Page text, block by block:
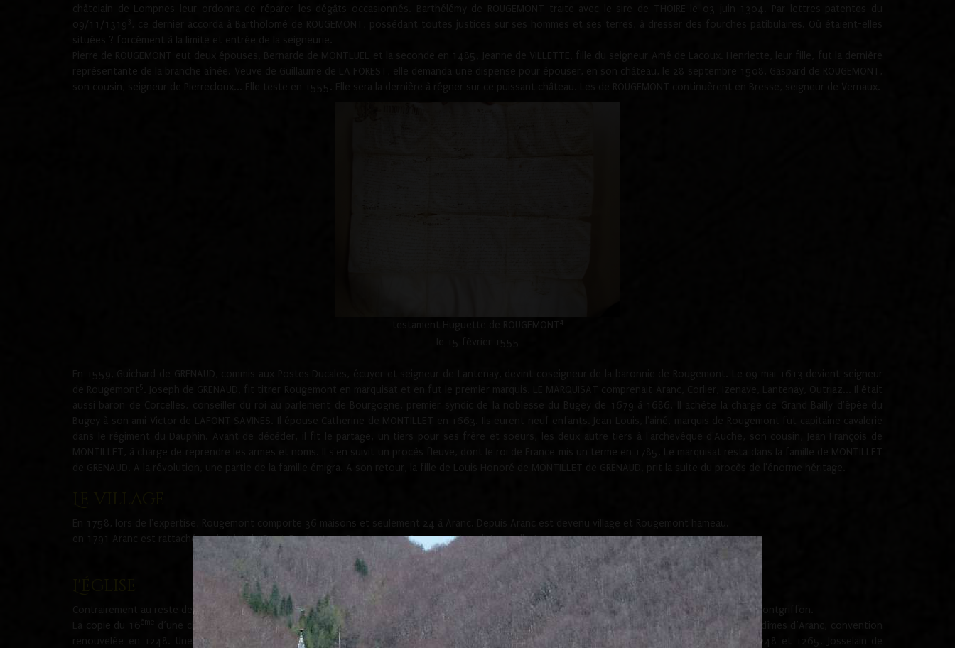
châtelain de Lompnes leur ordonna de réparer les dégâts occasionnés. Barthélémy de ROUGEMONT traite avec le sire de THOIRE le 03 juin 1304. Par lettres patentes du
09/11/1319
, ce dernier accorda à Bartholomé de ROUGEMONT, possédant toutes justices sur ses hommes et ses terres, à dresser des fourches patibulaires. Où étaient-elles
situées ? forcément à la limite et entrée de la seigneurie.
Pierre de ROUGEMONT eut deux épouses, Bernarde de MONTLUEL et la seconde en 1485, Jeanne de VILLETTE, fille du seigneur Amé de Lacoux. Henriette, leur fille, fut la dernière
représentante de la branche aînée. Veuve de Guillaume de LA FOREST, elle demanda une dispense pour épouser, en son château, le 28 septembre 1508, Gaspard de ROUGEMONT,
son cousin, seigneur de Pierrecloux... Elle teste en 1555. Elle sera la dernière à régner sur ce puissant château. Les de ROUGEMONT continuèrent en Bresse, seigneur de Vernaux.
testament Huguette de ROUGEMONT
En 1559, Guichard de GRENAUD, commis aux Postes Ducales, écuyer et seigneur de Lantenay, devint coseigneur de la baronnie de Rougemont. Le 09 mai 1613 devient seigneur
. Joseph de GRENAUD, fit titrer Rougemont en marquisat et en fut le premier marquis. LE MARQUISAT comprenait Aranc, Corlier, Izenave, Lantenay, Outriaz... Il était
aussi baron de Corcelles, conseiller du roi au parlement de Bourgogne, premier syndic de la noblesse du Bugey de 1679 à 1686. Il achète la charge de Grand Bailly d'épée du
Bugey à son ami Victor de LAFONT SAVINES. Il épouse Catherine de MONTILLET en 1663. Ils eurent neuf enfants. Jean Louis, l'ainé, marquis de Rougemont fut capitaine cavalerie
dans le régiment du Dauphin. Avant de décéder, il fit le partage, un tiers pour ses frère et soeurs, les deux autre tiers à l'archevêque d'Auche, son cousin, Jean François de
MONTILLET, à charge de reprendre les armes et noms. Il s'en suivit un procès fleuve, dont le roi de France mis un terme en 1785. Le marquisat resta dans la famille de MONTILLET
de GRENAUD. A la révolution, une partie de la famille émigra. A son retour, la fille de Louis Honoré de MONTILLET de GRENAUD, prit la suite du procès de l'énorme héritage.
En 1758, lors de l'expertise, Rougemont comporte 36 maisons et seulement 24 à Aranc. Depuis Aranc est devenu village et Rougemont hameau.
en 1791 Aranc est rattaché au district de Saint-Rambert-en-Bugey et en 1802 au canton d'Hauteville-Lompnes.
Contrairement au reste des villages du plateau d'Hauteville-Lompnes, Aranc dépendait du diocèse de Lyon. Le curier du lieu gère les vicaire de Corlier, Montgriffon.
La copie du 16
d’une charte d’avril 1247, prouve que Josserand de ROUGEMONT engagea au chapitre de l’église de Saint Paul de Lyon, le 6
des dîmes d’Aranc, convention
renouvelée en 1248. Une charte fut signée entre Guy de ROUGEMONT et le chapitre de saint Paul de Lyon au sujet de la dîme d’Aranc entre 1248 et 1265. Josselain de